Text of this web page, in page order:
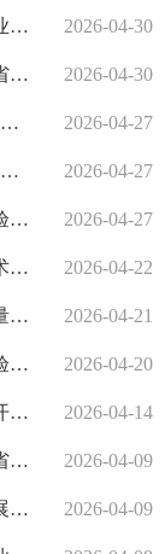
福建省科学技术厅关于印发《福建省企业研发准备金制度实施工作指引（试行）》的通知（2026-04-30） 2026-04-30
福建省科学技术厅关于组织申报2026年省创新战略研究第四批定向项目的通知（2026-04-29） 2026-04-30
福建省科学技术厅 福建省财政厅 国家税务总局福建省税务局关于组织开展2026年度高新技术企业认定工作的通知（2026-04-24） 2026-04-27
福建省科学技术厅 福建省财政厅 国家税务总局福建省税务局关于认定福建省2025年度高新技术企业的通知（2026-04-24） 2026-04-27
福建省科学技术厅关于公布2026年概念验证中心与产业技术研发公共服务平台认定名单的通知（2026-04-24） 2026-04-27
福建省科学技术厅关于再次开放省级技术转移机构评价系统的通知（2026-04-21） 2026-04-22
公开征求对《泉州市推动工业旅游高质量发展若干措施（2026-2028年）》 （征求意见稿）的意见（2026-04-20） 2026-04-21
福建省科学技术厅关于公示2026年概念验证中心与产业技术研发公共服务平台拟认定名单的通知（2026-04-17） 2026-04-20
福建省科学技术奖励委员会办公室关于开展2025年度福建省科学技术奖提名工作的通知（2026-04-13） 2026-04-14
福建省科学技术厅关于开展第二批福建省科技创新领军人才遴选工作的通知（2026-04-08） 2026-04-09
关于转发福建省工业和信息化厅关于开展面向金砖国家先进适用技术和解决方案征集工作的通知（2026-040-8） 2026-04-09